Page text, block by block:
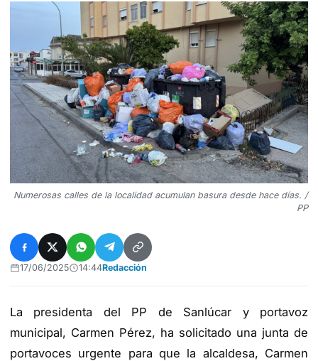
Numerosas calles de la localidad acumulan basura desde hace días. /
PP
17/06/2025 14:44Redacción
La presidenta del PP de Sanlúcar y portavoz
municipal, Carmen Pérez, ha solicitado una junta de
portavoces urgente para que la alcaldesa, Carmen